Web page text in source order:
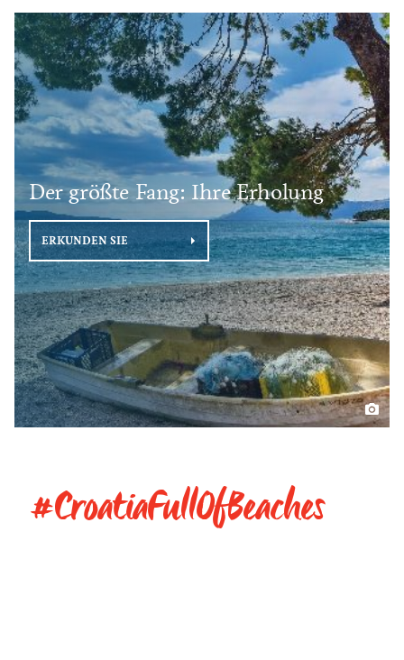
Der größte Fang: Ihre Erholung
ERKUNDEN SIE
#CroatiaFullOfBeaches